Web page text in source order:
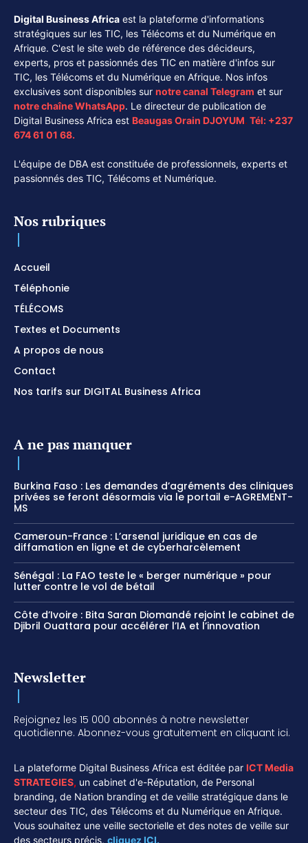
Digital Business Africa est la plateforme d'informations
stratégiques sur les TIC, les Télécoms et du Numérique en
Afrique. C'est le site web de référence des décideurs,
experts, pros et passionnés des TIC en matière d'infos sur
TIC, les Télécoms et du Numérique en Afrique. Nos infos
exclusives sont disponibles sur notre canal Telegram et sur
notre chaîneWhatsApp. Le directeur de publication de
Digital Business Africa est Beaugas Orain DJOYUM. Tél: +237
674 61 01 68.
L'équipe de DBA est constituée de professionnels, experts et
passionnés des TIC, Télécoms et Numérique.
Nos rubriques
Accueil
Téléphonie
TÉLÉCOMS
Textes et Documents
A propos de nous
Contact
Nos tarifs sur DIGITAL Business Africa
A ne pas manquer
Burkina Faso : Les demandes d’agréments des cliniques
privées se feront désormais via le portail e-AGREMENT-
MS
Cameroun-France : L’arsenal juridique en cas de
diffamation en ligne et de cyberharcèlement
Sénégal : La FAO teste le « berger numérique » pour
lutter contre le vol de bétail
Côte d’Ivoire : Bita Saran Diomandé rejoint le cabinet de
Djibril Ouattara pour accélérer l’IA et l’innovation
Newsletter
Rejoignez les 15 000 abonnés à notre newsletter
quotidienne. Abonnez-vous gratuitement en cliquant ici.
La plateforme Digital Business Africa est éditée par ICT Media
STRATEGIES, un cabinet d'e-Réputation, de Personal
branding, de Nation branding et de veille stratégique dans le
secteur des TIC, des Télécoms et du Numérique en Afrique.
Vous souhaitez une veille sectorielle et des notes de veille sur
des secteurs précis, cliquez ICI.